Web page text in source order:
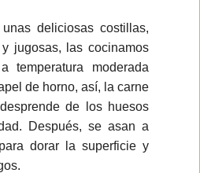
deliciosas costillas,
jugosas, las cocinamos
temperatura moderada
de horno, así, la carne
de los huesos
Después, se asan a
dorar la superficie y